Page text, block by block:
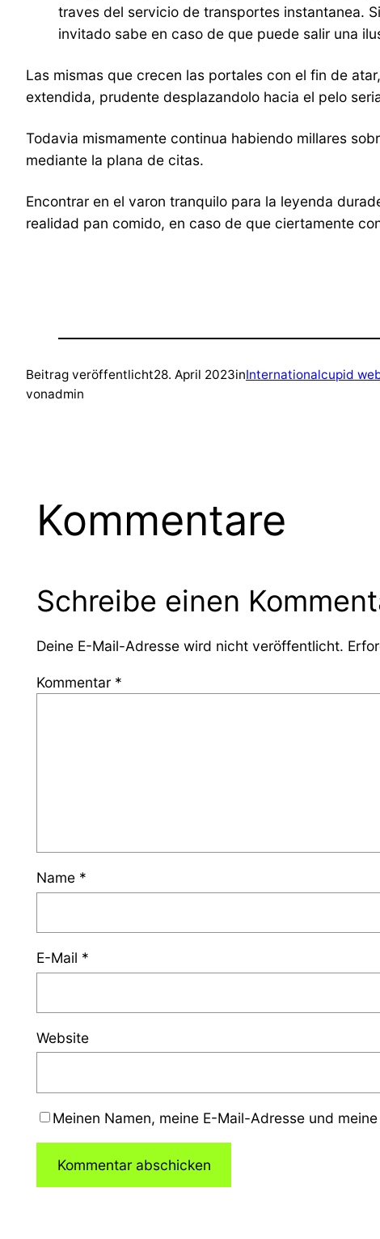
traves del servicio de transportes instantanea.
invitado sabe en caso de que puede salir una
Las mismas que crecen las portales con el fin de
extendida, prudente desplazandolo hacia el pelo
Todavia mismamente continua habiendo millares
mediante la plana de citas.
Encontrar en el varon tranquilo para la leyenda
realidad pan comido, en caso de que ciertamente
Beitrag veröffentlicht28. April 2023inInternationalcupid
vonadmin
Kommentare
Schreibe einen
Deine E-Mail-Adresse wird nicht veröffentlicht.
Kommentar *
Name *
E-Mail *
Website
Meinen Namen, meine E-Mail-Adresse und